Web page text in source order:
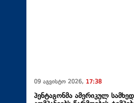
09 აგვისტო 2026, 17:38
პენტაგონმა ამერიკულ